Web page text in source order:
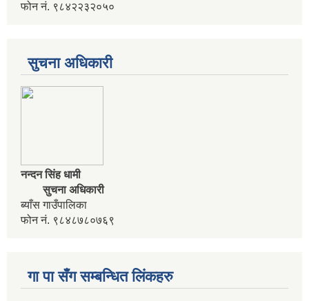
फोन नं. ९८४२२३२०५०
सुचना अधिकारी
नन्दन सिंह धामी
सुचना अधिकारी
ब्याँस गाउँपालिका
फोन नं. ९८४८७८०७६९
गा पा सँग सम्बन्धित लिंकहरु